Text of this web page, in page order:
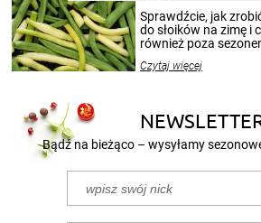
patenty, które
przetworów.
Sprawdźcie, jak
do słoików na zimę i
również poza
nasze propozycje!
Czytaj więcej
Bądź na bieżąco – wysyłamy